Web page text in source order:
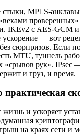
стыки, MPLS-
IKEv2 с AES-GCM и
ускорение — вот
сюрпризов. Если
MTU, туннель
«срывов рук». IPsec
и груз, и время.
и ускоряет
на краях сети и